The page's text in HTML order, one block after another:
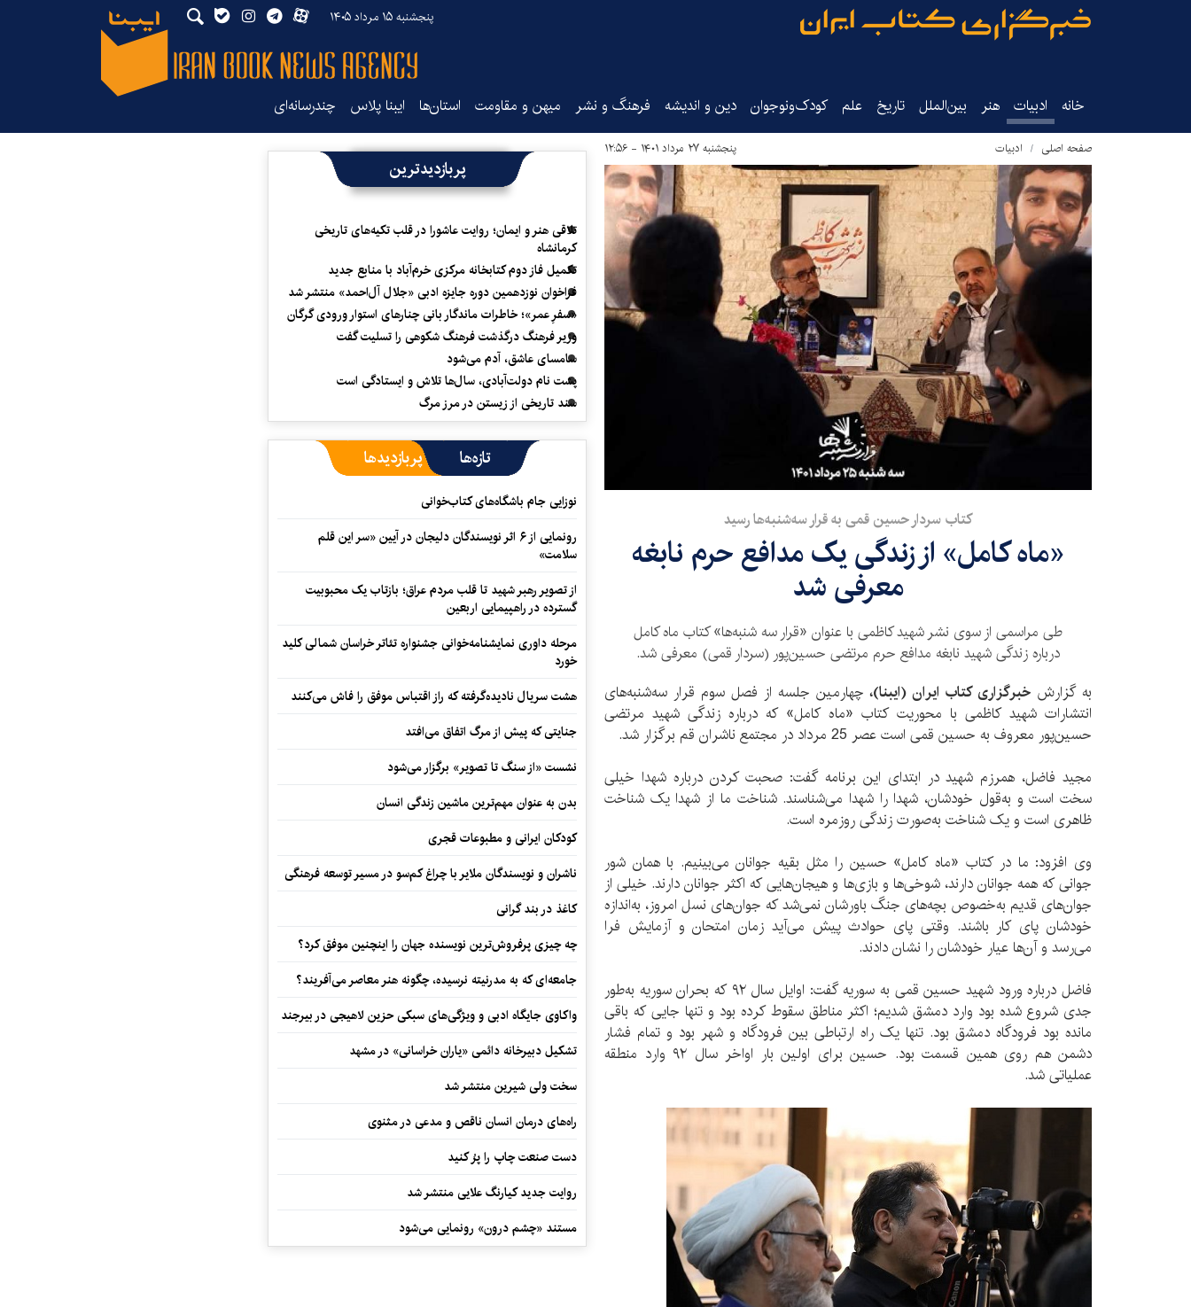
پنجشنبه ۱۵ مرداد ۱۴۰۵
خانه ادبیات هنر بین‌الملل تاریخ‌ علم کودک‌ونوجوان دین و اندیشه فرهنگ و نشر میهن و مقاومت استان‌ها ایبنا پلاس چندرسانه‌ای
صفحه اصلی ادبیات پنجشنبه ۲۷ مرداد ۱۴۰۱ - ۱۲:۵۶
کتاب سردار حسین قمی به قرار سه‌شنبه‌ها رسید
«ماه کامل» از زندگی یک مدافع حرم نابغه
معرفی شد
طی مراسمی از سوی نشر شهید کاظمی با عنوان «قرار سه شنبه‌ها» کتاب ماه کامل
درباره زندگی شهید نابغه مدافع حرم مرتضی حسین‌پور (سردار قمی) معرفی شد.
به گزارشخبرگزاری کتاب ایران (ایبنا)، چهارمین جلسه از فصل سوم قرار سه‌شنبه‌های
انتشارات شهید کاظمی با محوریت کتاب «ماه کامل» که درباره زندگی شهید مرتضی
حسین‌پور معروف به حسین قمی است عصر 25 مرداد در مجتمع ناشران قم برگزار شد.
مجید فاضل، همرزم شهید در ابتدای این برنامه گفت: صحبت کردن درباره شهدا خیلی
سخت است و به‌قول خودشان، شهدا را شهدا می‌شناسند. شناخت ما از شهدا یک شناخت
ظاهری است و یک شناخت به‌صورت زندگی روزمره است.
وی افزود: ما در کتاب «ماه کامل» حسین را مثل بقیه جوانان می‌بینیم. با همان شور
جوانی که همه جوانان دارند، شوخی‌ها و بازی‌ها و هیجان‌هایی که اکثر جوانان دارند. خیلی از
جوان‌های قدیم به‌خصوص بچه‌های جنگ باورشان نمی‌شد که جوان‌های نسل امروز، به‌اندازه
خودشان پای کار باشند. وقتی پای حوادث پیش می‌آید زمان امتحان و آزمایش فرا
می‌رسد و آن‌ها عیار خودشان را نشان دادند.
فاضل درباره ورود شهید حسین قمی به سوریه گفت: اوایل سال ۹۲ که بحران سوریه به‌طور
جدی شروع شده بود وارد دمشق شدیم؛ اکثر مناطق سقوط کرده بود و تنها جایی که باقی
مانده بود فرودگاه دمشق بود. تنها یک راه ارتباطی بین فرودگاه و شهر بود و تمام فشار
دشمن هم روی همین قسمت بود. حسین برای اولین بار اواخر سال ۹۲ وارد منطقه
عملیاتی شد.
پربازدیدترین
تلاقی هنر و ایمان؛ روایت عاشورا در قلب تکیه‌های تاریخی
کرمانشاه
تکمیل فاز دوم کتابخانه مرکزی خرم‌آباد با منابع جدید
فراخوان نوزدهمین دوره جایزه ادبی «جلال آل‌احمد» منتشر شد
«سفرِ عمر»؛ خاطرات ماندگار بانی چنارهای استوار ورودی گرگان
وزیر فرهنگ درگذشت فرهنگ شکوهی را تسلیت گفت
سامسای عاشق، آدم می‌شود
پشت نام دولت‌آبادی، سال‌ها تلاش و ایستادگی است
سند تاریخی از زیستن در مرز مرگ
تازه‌ها پربازدیدها
نوزایی جام باشگاه‌های کتاب‌خوانی
رونمایی از ۶ اثر نویسندگان دلیجان در آیین «سر این قلم
سلامت»
از تصویر رهبر شهید تا قلب مردم عراق؛ بازتاب یک محبوبیت
گسترده در راهپیمایی اربعین
مرحله داوری نمایشنامه‌خوانی جشنواره تئاتر خراسان شمالی کلید
خورد
هشت سریال نادیده‌گرفته که راز اقتباس موفق را فاش می‌کنند
جنایتی که پیش از مرگ اتفاق می‌افتد
نشست «از سنگ تا تصویر» برگزار می‌شود
بدن به عنوان مهم‌ترین ماشین زندگی انسان
کودکان ایرانی و مطبوعات قجری
ناشران و نویسندگان ملایر با چراغ کم‌سو در مسیر توسعه فرهنگی
کاغذ در بند گرانی
چه چیزی پرفروش‌ترین نویسنده جهان را اینچنین موفق کرد؟
جامعه‌ای که به مدرنیته نرسیده، چگونه هنر معاصر می‌آفریند؟
واکاوی جایگاه ادبی و ویژگی‌های سبکی حزین لاهیجی در بیرجند
تشکیل دبیرخانه دائمی «یاران خراسانی» در مشهد
سخت ولی شیرین منتشر شد
راه‌های درمان انسان ناقص و مدعی در مثنوی
دست صنعت چاپ را پرُ کنید
روایت جدید کیارنگ علایی منتشر شد
مستند «چشم درون» رونمایی می‌شود